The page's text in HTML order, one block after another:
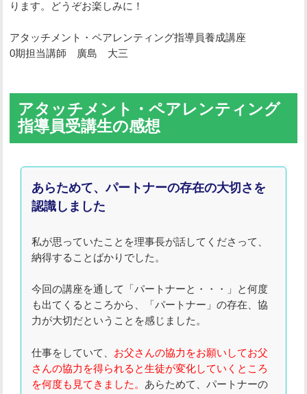
ります。どうぞお楽しみに！
アタッチメント・ペアレンティング指導員養成講座
0期担当講師 廣島 大三
アタッチメント・ペアレンティング
指導員受講生の感想
あらためて、パートナーの存在の大切さを
認識しました
私が思っていたことを理事長が話してくださって、
納得することばかりでした。
今回の講座を通して「パートナーと・・・」と何度
も出てくるところから、「パートナー」の存在、協
力が大切だということを感じました。
仕事をしていて、 お父さんの協力をお願いしてお父
さんの協力を得られると生徒が変化していくところ
を何度も見てきました。 あらためて、パートナーの